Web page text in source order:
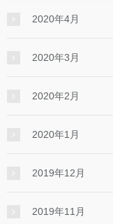
2020年4月
2020年3月
2020年2月
2020年1月
2019年12月
2019年11月